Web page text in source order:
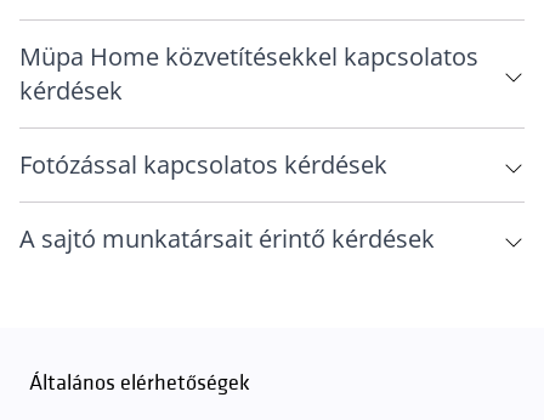
Müpa Home közvetítésekkel kapcsolatos
kérdések
Fotózással kapcsolatos kérdések
A sajtó munkatársait érintő kérdések
Általános elérhetőségek